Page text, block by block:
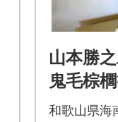
山本勝
鬼毛棕
i写真集
和歌山県海